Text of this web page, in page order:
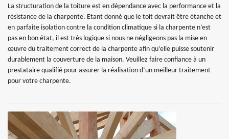
La structuration de la toiture est en dépendance avec la performance et la
résistance de la charpente. Etant donné que le toit devrait être étanche et
en parfaite isolation contre la condition climatique si la charpente n’est
pas en bon état, il est très logique si nous ne négligeons pas la mise en
œuvre du traitement correct de la charpente afin qu’elle puisse soutenir
durablement la couverture de la maison. Veuillez faire confiance à un
prestataire qualifié pour assurer la réalisation d’un meilleur traitement
pour votre charpente.